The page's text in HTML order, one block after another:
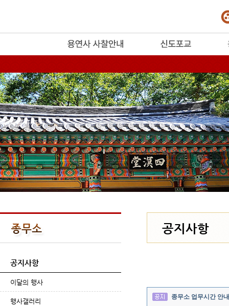
공지사항
이달의 행사
행사갤러리
공지사항
종무소 업무시간 안내